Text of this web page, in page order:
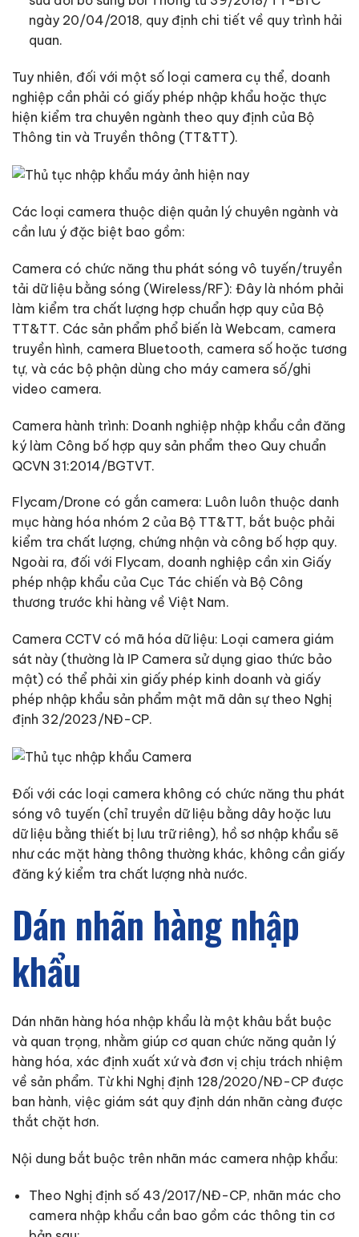
ngày 20/04/2018, quy định chi tiết về quy trình hải
quan.
Tuy nhiên, đối với một số loại camera cụ thể, doanh
nghiệp cần phải có giấy phép nhập khẩu hoặc thực
hiện kiểm tra chuyên ngành theo quy định của Bộ
Thông tin và Truyền thông (TT&TT).
Các loại camera thuộc diện quản lý chuyên ngành và
cần lưu ý đặc biệt bao gồm:
Camera có chức năng thu phát sóng vô tuyến/truyền
tải dữ liệu bằng sóng (Wireless/RF): Đây là nhóm phải
làm kiểm tra chất lượng hợp chuẩn hợp quy của Bộ
TT&TT. Các sản phẩm phổ biến là Webcam, camera
truyền hình, camera Bluetooth, camera số hoặc tương
tự, và các bộ phận dùng cho máy camera số/ghi
video camera.
Camera hành trình: Doanh nghiệp nhập khẩu cần đăng
ký làm Công bố hợp quy sản phẩm theo Quy chuẩn
QCVN 31:2014/BGTVT.
Flycam/Drone có gắn camera: Luôn luôn thuộc danh
mục hàng hóa nhóm 2 của Bộ TT&TT, bắt buộc phải
kiểm tra chất lượng, chứng nhận và công bố hợp quy.
Ngoài ra, đối với Flycam, doanh nghiệp cần xin Giấy
phép nhập khẩu của Cục Tác chiến và Bộ Công
thương trước khi hàng về Việt Nam.
Camera CCTV có mã hóa dữ liệu: Loại camera giám
sát này (thường là IP Camera sử dụng giao thức bảo
mật) có thể phải xin giấy phép kinh doanh và giấy
phép nhập khẩu sản phẩm mật mã dân sự theo Nghị
định 32/2023/NĐ-CP.
Đối với các loại camera không có chức năng thu phát
sóng vô tuyến (chỉ truyền dữ liệu bằng dây hoặc lưu
dữ liệu bằng thiết bị lưu trữ riêng), hồ sơ nhập khẩu sẽ
như các mặt hàng thông thường khác, không cần giấy
đăng ký kiểm tra chất lượng nhà nước.
Dán nhãn hàng nhập
khẩu
Dán nhãn hàng hóa nhập khẩu là một khâu bắt buộc
và quan trọng, nhằm giúp cơ quan chức năng quản lý
hàng hóa, xác định xuất xứ và đơn vị chịu trách nhiệm
về sản phẩm. Từ khi Nghị định 128/2020/NĐ-CP được
ban hành, việc giám sát quy định dán nhãn càng được
thắt chặt hơn.
Nội dung bắt buộc trên nhãn mác camera nhập khẩu:
Theo Nghị định số 43/2017/NĐ-CP, nhãn mác cho
camera nhập khẩu cần bao gồm các thông tin cơ